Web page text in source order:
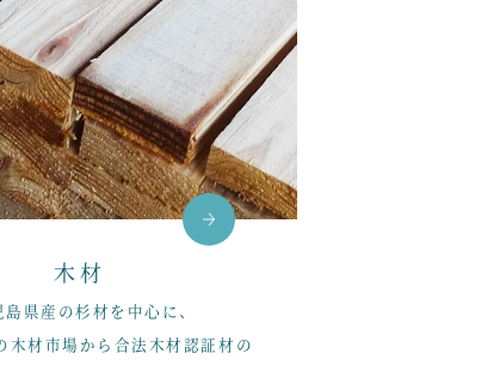
木材
島県産の杉材を中心に、
木材市場から合法木材認証材の